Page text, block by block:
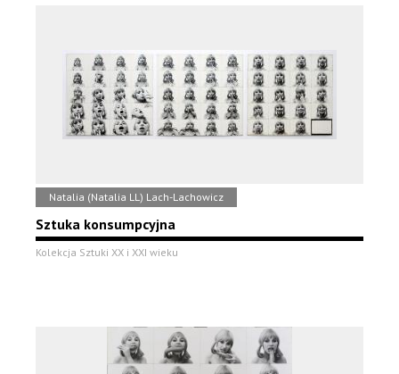
Natalia (Natalia LL) Lach-Lachowicz
Sztuka konsumpcyjna
Kolekcja Sztuki XX i XXI wieku